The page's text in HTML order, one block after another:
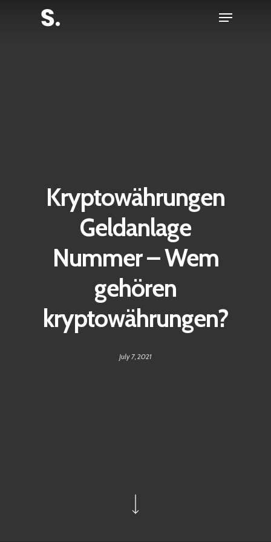
Menu
Kryptowährungen
Geldanlage
Nummer – Wem
gehören
kryptowährungen?
July 7, 2021